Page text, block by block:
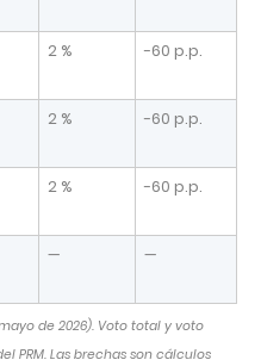
2 % -60 p.p.
2 % -60 p.p.
2 % -60 p.p.
— —
de 2026). Voto total y voto
PRM. Las brechas son cálculos